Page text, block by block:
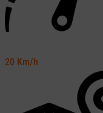
20 Km/h